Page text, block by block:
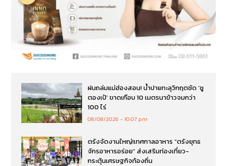
ฝนถล่มแม่ฮ่องสอน! น้ำปายทะลุวิกฤตซัด ‘ซู
ตองเป้’ ขาดเกือบ 10 เมตรนาข้าวจมกว่า
100 ไร่
08/08/2026 10:07 pm
ตรังจัดงานใหญ่!เทศกาลอาหาร “ตรังยุทธ
จักรอาหารอร่อย” ส่งเสริมท่องเที่ยว-
กระตุ้นเศรษฐกิจท้องถิ่น